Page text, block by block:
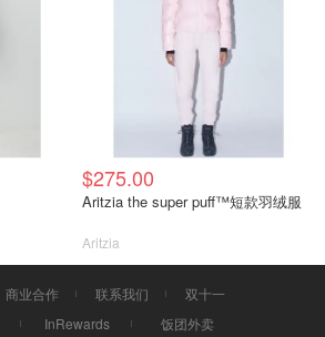
$275.00
Aritzia the super puff™短款羽绒服
Aritzia
商业合作 联系我们
双十一
InRewards 饭团外卖